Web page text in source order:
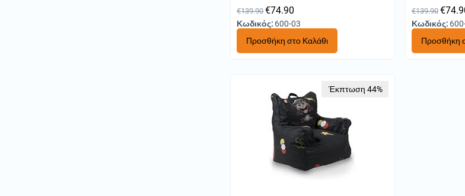
€139.90 €74.90
Κωδικός: 600-03
Προσθήκη στο Καλάθι
€139.90 €
Κωδικός:
Προσθήκη
Έκπτωση 44%